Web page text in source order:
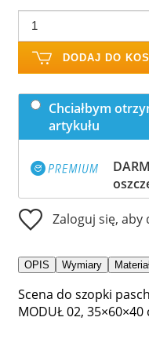
DODAJ DO
Chciałbym
artykułu
Zaloguj się, aby
OPIS Wymiary
Scena do szopki
MODUŁ 02,